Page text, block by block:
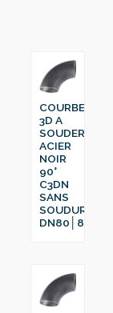
COURBE
3D A
SOUDER
ACIER
NOIR
90°
C3DN
SANS
SOUDURE
DN80│88.9